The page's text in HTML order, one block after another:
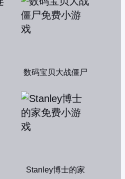
数码宝贝大战僵尸
Stanley博士的家